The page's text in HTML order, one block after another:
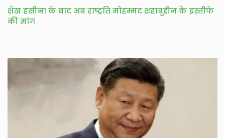
शेख हसीना के बाद अब राष्ट्रति मोहम्मद शहाबुद्दीन के इस्तीफे
की मांग